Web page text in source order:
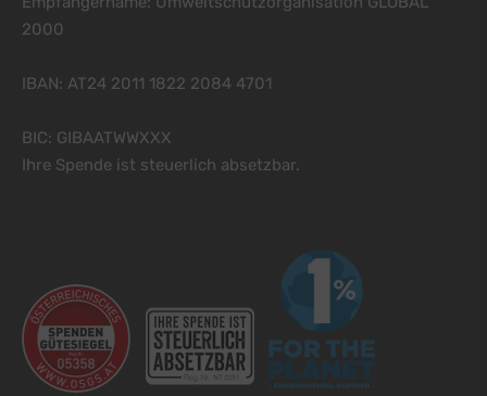
2000
IBAN: AT24 2011 1822 2084 4701
BIC: GIBAATWWXXX
Ihre Spende ist steuerlich absetzbar.